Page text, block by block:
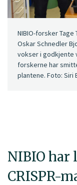
NIBIO har
CRISPR-
NIBIO-forsker
Oskar Schnedler
vokser i godkjente
forskerne har
plantene. Foto: Siri